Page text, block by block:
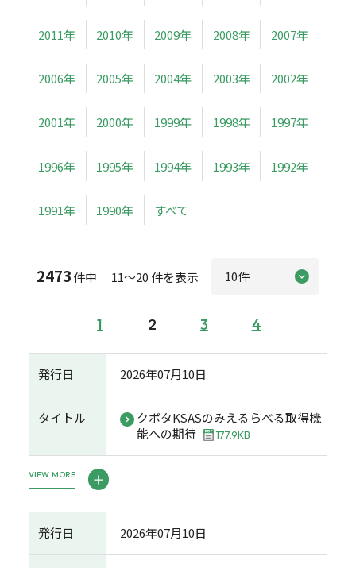
2011年 2010年 2009年 2008年 2007年
2006年 2005年 2004年 2003年 2002年
2001年 2000年 1999年 1998年 1997年
1996年 1995年 1994年 1993年 1992年
1991年 1990年 すべて
2473件中 11～20 件を表示
1 2 3 4
発行日 2026年07月10日
タイトル
クボタKSASのみえるらべる取得機
能への期待
177.9KB
VIEW MORE
発行日 2026年07月10日